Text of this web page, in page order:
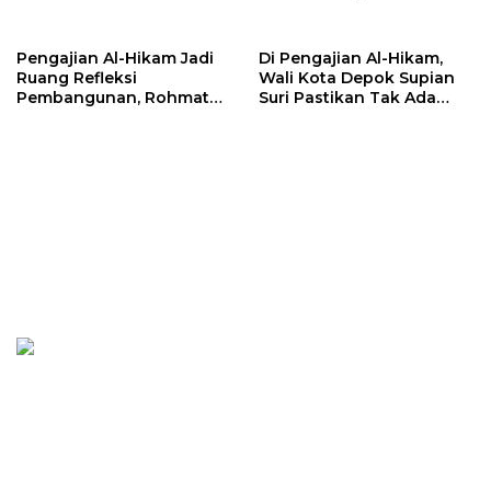
Global
Pengajian Al-Hikam Jadi
Ruang Refleksi
Pembangunan, Rohmat
Di Pengajian Al-Hikam,
Wali Kota Depok Supian
Suri Pastikan Tak Ada